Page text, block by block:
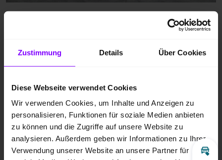
Zustimmung Details Über Cookies
Diese Webseite verwendet Cookies
Wir verwenden Cookies, um Inhalte und Anzeigen zu
personalisieren, Funktionen für soziale Medien anbieten
zu können und die Zugriffe auf unsere Website zu
analysieren. Außerdem geben wir Informationen zu Ihrer
Verwendung unserer Website an unsere Partner für